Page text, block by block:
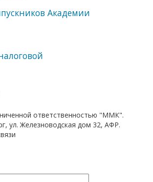
Академии
ответственностью "ММК".
ул. Железноводская дом 32, АФР.